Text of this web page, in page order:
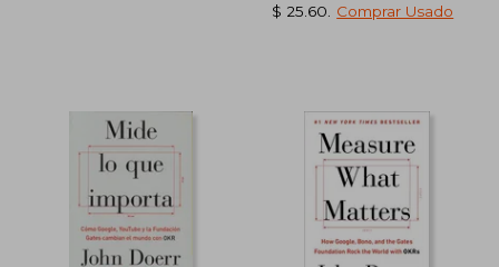
40%
dcto.
$ 25.60
Comprar Usado